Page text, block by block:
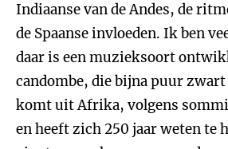
Indiaanse van de Andes, de
de Spaanse invloeden. Ik ben
daar is een muzieksoort
candombe, die bijna puur zwart
komt uit Afrika, volgens
en heeft zich 250 jaar weten te